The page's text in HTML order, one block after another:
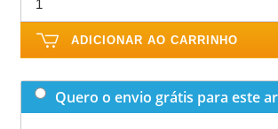
ADICIONAR AO CARRINHO
Quero o envio grátis para este